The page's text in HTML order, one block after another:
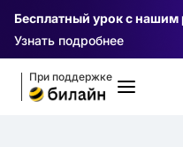
Бесплатный урок с нашим
Узнать подробнее
При поддержке